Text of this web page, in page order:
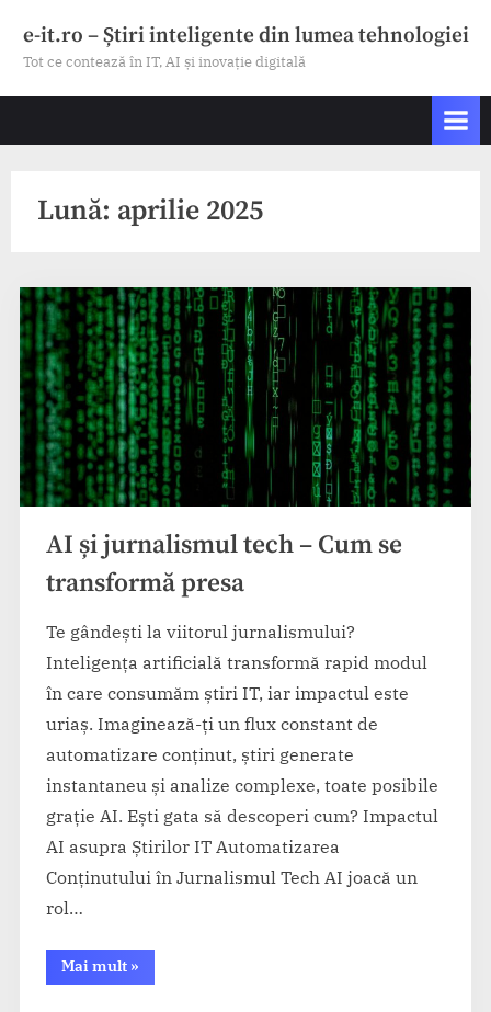
e-it.ro – Știri inteligente din lumea tehnologiei
Tot ce contează în IT, AI și inovație digitală
Lună: aprilie 2025
AI și jurnalismul tech – Cum se
transformă presa
Te gândești la viitorul jurnalismului?
Inteligența artificială transformă rapid modul
în care consumăm știri IT, iar impactul este
uriaș. Imaginează-ți un flux constant de
automatizare conținut, știri generate
instantaneu și analize complexe, toate posibile
grație AI. Ești gata să descoperi cum? Impactul
AI asupra Știrilor IT Automatizarea
Conținutului în Jurnalismul Tech AI joacă un
rol…
Mai mult“AI
și
»